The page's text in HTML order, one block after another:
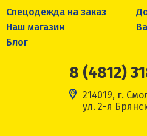
Спецодежда на заказ
Наш магазин
Блог
8 (4812)
214019, г.
ул. 2-я